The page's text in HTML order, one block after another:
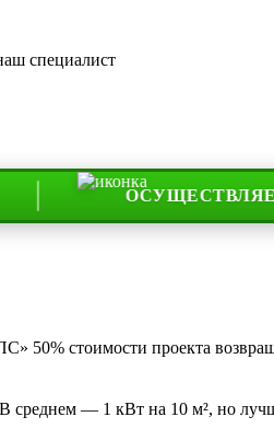
специалист
ОСУЩЕСТВЛЯЕМ
50% стоимости проекта
среднем — 1 кВт на 10 м², но